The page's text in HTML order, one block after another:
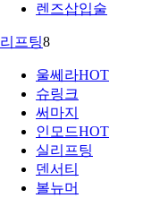
렌즈삽입술
리프팅8
울쎄라HOT
슈링크
써마지
인모드HOT
실리프팅
덴서티
볼뉴머